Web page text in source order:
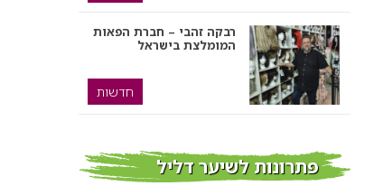
החלקות שיער בצפון
רבקה זהבי – חברת הפאות
המומלצת בישראל
חדשות
ההחלקה שחיכית לה –
לשיער חלק, חזק ומלא
חיים
פתרונות לשיער דליל